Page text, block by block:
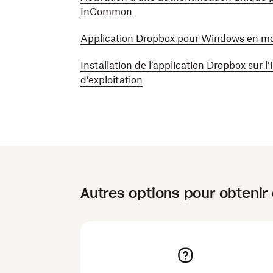
3. Si vous utilisez une solution logicielle
appareils en utilisant l’option sans
Cela permettra d’installer Dropbox
InCommon
Application Dropbox pour Windows en
Installation de l’application Dropbox sur
d’exploitation
Autres options pour obtenir